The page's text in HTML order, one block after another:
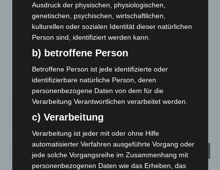
LANGENHAGEN
Klarer Himmel
20.3°C
SO.
33°
MO.
27°
DI. MI. DO.
Ausdruck der physischen, physiologischen,
genetischen, psychischen, wirtschaftlichen,
kulturellen oder sozialen Identität dieser natürlichen
Person sind, identifiziert werden kann.
b) betroffene Person
Betroffene Person ist jede identifizierte oder
identifizierbare natürliche Person, deren
personenbezogene Daten von dem für die
Verarbeitung Verantwortlichen verarbeitet werden.
c) Verarbeitung
Verarbeitung ist jeder mit oder ohne Hilfe
automatisierter Verfahren ausgeführte Vorgang oder
jede solche Vorgangsreihe im Zusammenhang mit
personenbezogenen Daten wie das Erheben, das